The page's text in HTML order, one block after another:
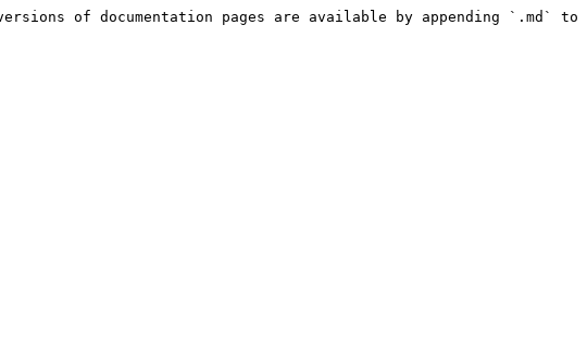
of documentation pages are available by appending `.md` to